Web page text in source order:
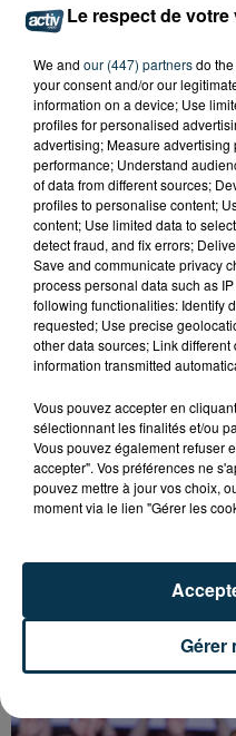
SAINT-ÉTIENNE :
CONCERT GRATUIT
LA BOUM DÉBARQUE
Le respect de
We and our (447) partnersdo
your consent and/or our
information on a device; Use
profiles for personalised
advertising; Measure
performance; Understand
of data from different sources;
profiles to personalise content;
content; Use limited data to
detect fraud, and fix errors;
Save and communicate privacy
process personal data such as
following functionalities: Identify
requested; Use precise
other data sources; Link
information transmitted
Vous pouvez accepter en
sélectionnant les finalités et/ou
Vous pouvez également refuser
accepter". Vos préférences ne
pouvez mettre à jour vos choix,
moment via le lien "Gérer les
Gérer